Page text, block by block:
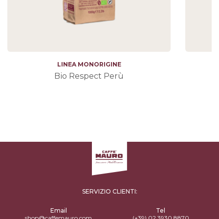
LINEA MONORIGINE
Bio Respect Perù
SERVIZIO CLIENTI:
Email
Tel